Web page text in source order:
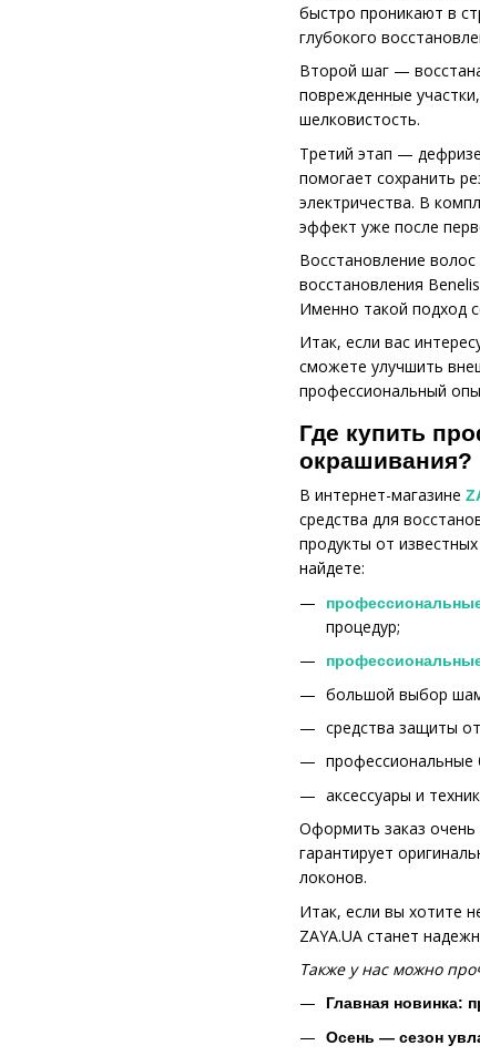
быстро проникают в
глубокого
Второй шаг —
поврежденные
шелковистость.
Третий этап —
помогает сохранить
электричества. В
эффект уже после
Восстановление
восстановления
Именно такой подход
Итак, если вас
сможете улучшить
профессиональный
Где купить
окрашивания?
В интернет-магазине
средства для
продукты от
найдете:
процедур;
большой выбор
средства защиты
профессиональные
аксессуары и
Оформить заказ очень
гарантирует
локонов.
Итак, если вы хотите
ZAYA.UA станет
Также у нас можно
Главная новинка:
Осень — сезон